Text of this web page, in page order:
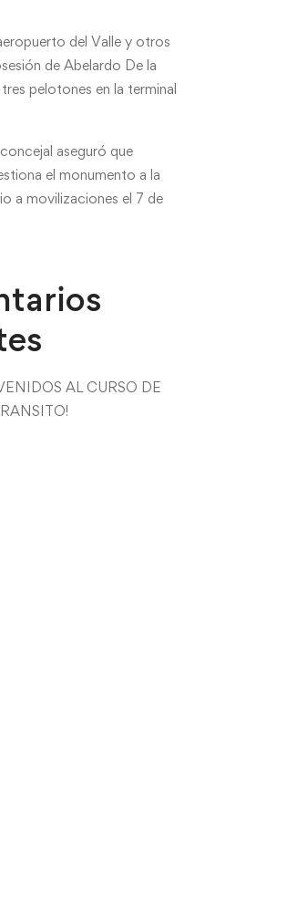
del Valle y otros
de Abelardo De la
pelotones en la terminal
aseguró que
el monumento a la
a movilizaciones el 7 de
AL CURSO DE